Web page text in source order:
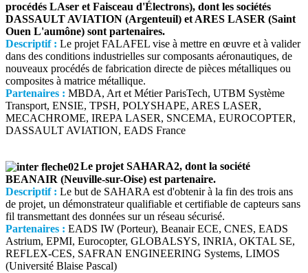
procédés LAser et Faisceau d'Électrons), dont les sociétés
DASSAULT AVIATION (Argenteuil) et ARES LASER (Saint
Ouen L'aumône) sont partenaires.
Descriptif : Le projet FALAFEL vise à mettre en œuvre et à valider
dans des conditions industrielles sur composants aéronautiques, de
nouveaux procédés de fabrication directe de pièces métalliques ou
composites à matrice métallique.
Partenaires : MBDA, Art et Métier ParisTech, UTBM Système
Transport, ENSIE, TPSH, POLYSHAPE, ARES LASER,
MECACHROME, IREPA LASER, SNCEMA, EUROCOPTER,
DASSAULT AVIATION, EADS France
Le projet SAHARA2, dont la société
BEANAIR (Neuville-sur-Oise) est partenaire.
Descriptif : Le but de SAHARA est d'obtenir à la fin des trois ans
de projet, un démonstrateur qualifiable et certifiable de capteurs sans
fil transmettant des données sur un réseau sécurisé.
Partenaires : EADS IW (Porteur), Beanair ECE, CNES, EADS
Astrium, EPMI, Eurocopter, GLOBALSYS, INRIA, OKTAL SE,
REFLEX-CES, SAFRAN ENGINEERING Systems, LIMOS
(Université Blaise Pascal)